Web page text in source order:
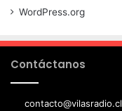
WordPress.org
Contáctanos
contacto@vilasradio.cl